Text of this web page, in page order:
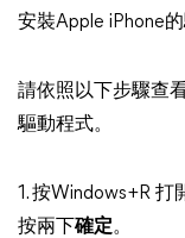
安裝Apple iPhone的
請依照以下步驟查
驅動程式。
1. 按Windows+R 打
按兩下確定。